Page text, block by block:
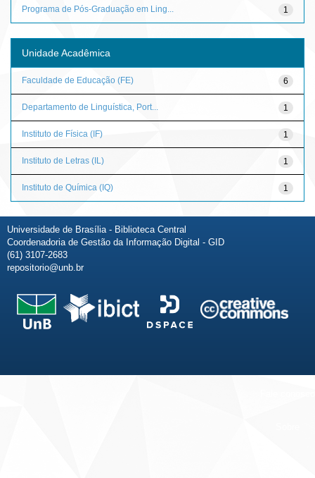
1
Programa de Pós-Graduação em Ling...
Unidade Acadêmica
6
Faculdade de Educação (FE)
1
Departamento de Linguística, Port...
1
Instituto de Física (IF)
1
Instituto de Letras (IL)
1
Instituto de Química (IQ)
Universidade de Brasília - Biblioteca Central
Coordenadoria de Gestão da Informação Digital - GID
(61) 3107-2683
repositorio@unb.br